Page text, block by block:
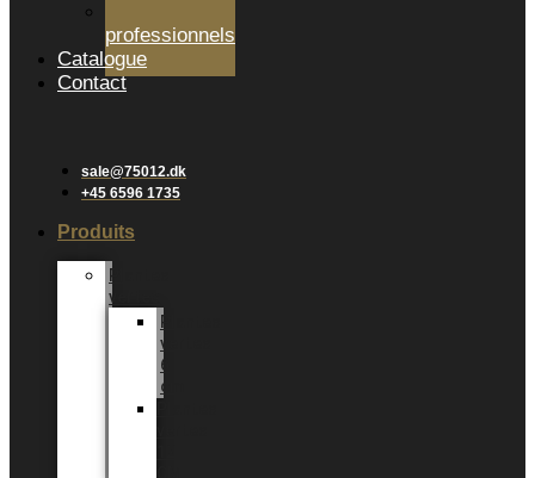
professionnels
Catalogue
Contact
sale@75012.dk
+45 6596 1735
Produits
Plantes
vertes
Plantes
vertes
6
cm